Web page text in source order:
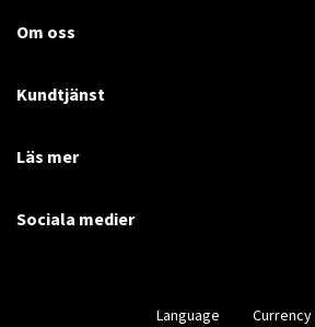
Om oss
Kundtjänst
Läs mer
Sociala medier
Language
Currency